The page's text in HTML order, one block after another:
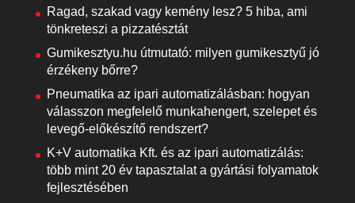
Ragad, szakad vagy kemény lesz? 5 hiba, ami
tönkreteszi a pizzatésztát
Gumikesztyu.hu útmutató: milyen gumikesztyű jó
érzékeny bőrre?
Pneumatika az ipari automatizálásban: hogyan
válasszon megfelelő munkahengert, szelepet és
levegő-előkészítő rendszert?
K+V automatika Kft. és az ipari automatizálás:
több mint 20 év tapasztalat a gyártási folyamatok
fejlesztésében